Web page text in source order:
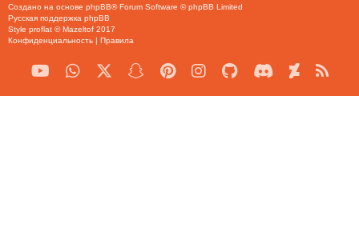
Создано на основе phpBB® Forum Software © phpBB Limited
Русская поддержка phpBB
Style proflat ©Mazeltof 2017
Конфиденциальность | Правила